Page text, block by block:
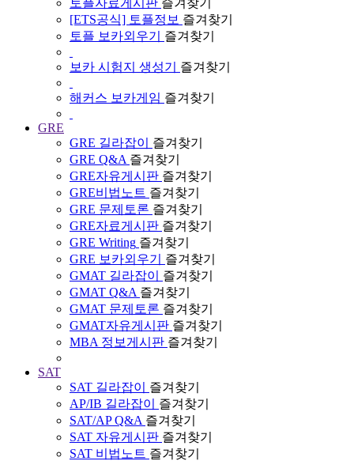
[ETS공식] 토플정보 즐겨찾기
토플 보카외우기
즐겨찾기
보카 시험지 생성기 즐겨찾기
해커스 보카게임 즐겨찾기
GRE
GRE 길라잡이
즐겨찾기
GRE Q&A 즐겨찾기
GRE자유게시판 즐겨찾기
GRE비법노트 즐겨찾기
GRE 문제토론 즐겨찾기
GRE자료게시판 즐겨찾기
GRE Writing 즐겨찾기
GRE 보카외우기
즐겨찾기
GMAT 길라잡이
즐겨찾기
GMAT Q&A 즐겨찾기
GMAT 문제토론 즐겨찾기
GMAT자유게시판 즐겨찾기
MBA 정보게시판 즐겨찾기
SAT
SAT 길라잡이
즐겨찾기
AP/IB 길라잡이
즐겨찾기
SAT/AP Q&A 즐겨찾기
SAT 자유게시판 즐겨찾기
SAT 비법노트 즐겨찾기